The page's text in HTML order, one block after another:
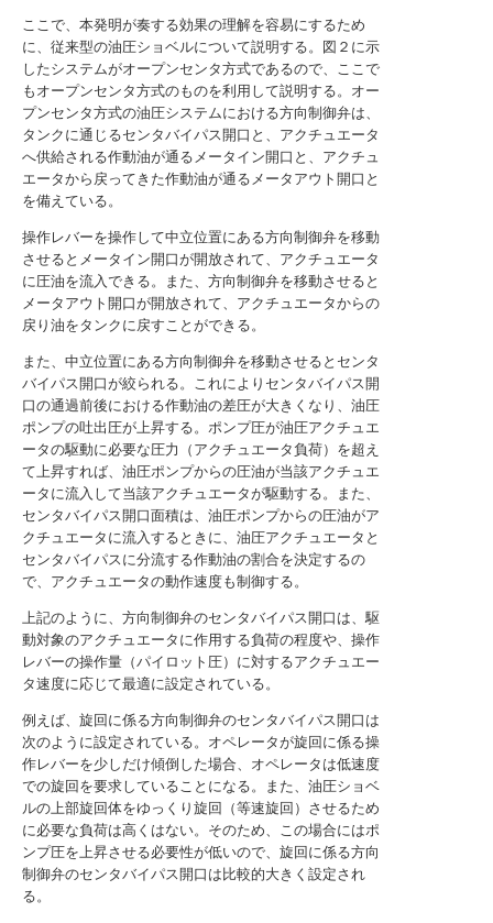
ここで、本発明が奏する効果の理解を容易にするため
に、従来型の油圧ショベルについて説明する。図２に示
したシステムがオープンセンタ方式であるので、ここで
もオープンセンタ方式のものを利用して説明する。オー
プンセンタ方式の油圧システムにおける方向制御弁は、
タンクに通じるセンタバイパス開口と、アクチュエータ
へ供給される作動油が通るメータイン開口と、アクチュ
エータから戻ってきた作動油が通るメータアウト開口と
を備えている。
操作レバーを操作して中立位置にある方向制御弁を移動
させるとメータイン開口が開放されて、アクチュエータ
に圧油を流入できる。また、方向制御弁を移動させると
メータアウト開口が開放されて、アクチュエータからの
戻り油をタンクに戻すことができる。
また、中立位置にある方向制御弁を移動させるとセンタ
バイパス開口が絞られる。これによりセンタバイパス開
口の通過前後における作動油の差圧が大きくなり、油圧
ポンプの吐出圧が上昇する。ポンプ圧が油圧アクチュエ
ータの駆動に必要な圧力（アクチュエータ負荷）を超え
て上昇すれば、油圧ポンプからの圧油が当該アクチュエ
ータに流入して当該アクチュエータが駆動する。また、
センタバイパス開口面積は、油圧ポンプからの圧油がア
クチュエータに流入するときに、油圧アクチュエータと
センタバイパスに分流する作動油の割合を決定するの
で、アクチュエータの動作速度も制御する。
上記のように、方向制御弁のセンタバイパス開口は、駆
動対象のアクチュエータに作用する負荷の程度や、操作
レバーの操作量（パイロット圧）に対するアクチュエー
タ速度に応じて最適に設定されている。
例えば、旋回に係る方向制御弁のセンタバイパス開口は
次のように設定されている。オペレータが旋回に係る操
作レバーを少しだけ傾倒した場合、オペレータは低速度
での旋回を要求していることになる。また、油圧ショベ
ルの上部旋回体をゆっくり旋回（等速旋回）させるため
に必要な負荷は高くはない。そのため、この場合にはポ
ンプ圧を上昇させる必要性が低いので、旋回に係る方向
制御弁のセンタバイパス開口は比較的大きく設定され
る。